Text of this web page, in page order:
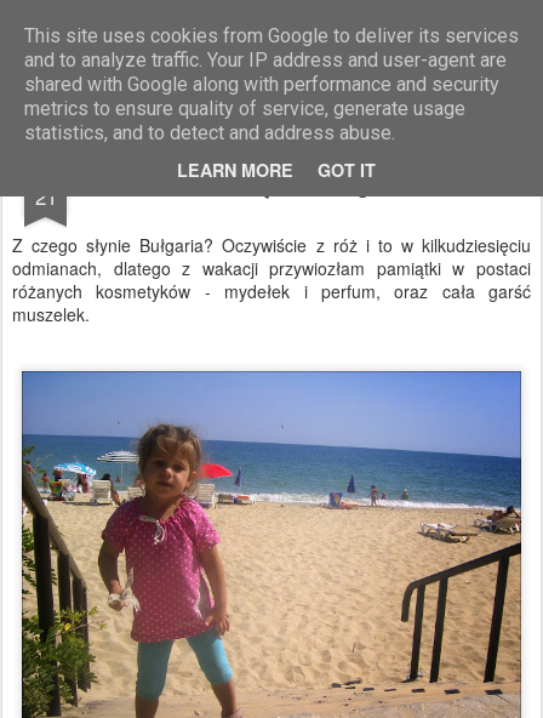
This site uses cookies from Google to deliver its services
and to analyze traffic. Your IP address and user-agent are
shared with Google along with performance and security
metrics to ensure quality of service, generate usage
statistics, and to detect and address abuse.
LEARN MORE GOT IT
Blog Moniszona
21 Pamiątki z Bułgarii
Z czego słynie Bułgaria? Oczywiście z róż i to w kilkudziesięciu
odmianach, dlatego z wakacji przywiozłam pamiątki w postaci
różanych kosmetyków - mydełek i perfum, oraz cała garść
muszelek.